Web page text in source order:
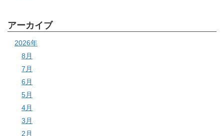
アーカイブ
2026年
8月
7月
6月
5月
4月
3月
2月